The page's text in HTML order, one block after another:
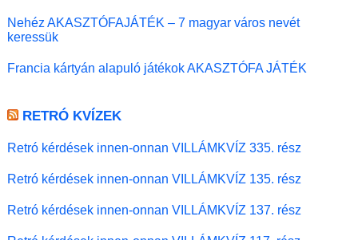
Nehéz AKASZTÓFAJÁTÉK – 7 magyar város nevét
keressük
Francia kártyán alapuló játékok AKASZTÓFA JÁTÉK
RETRÓ KVÍZEK
Retró kérdések innen-onnan VILLÁMKVÍZ 335. rész
Retró kérdések innen-onnan VILLÁMKVÍZ 135. rész
Retró kérdések innen-onnan VILLÁMKVÍZ 137. rész